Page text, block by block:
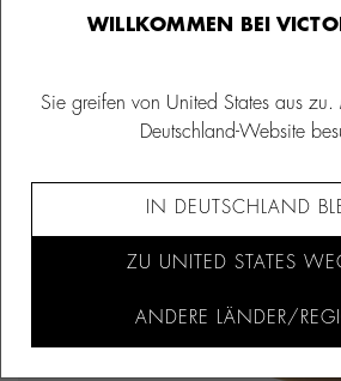
WILLKOMMEN BEI
Sie greifen von United States aus zu.
Deutschland-Website
IN DEUTSCHLAND
ZU UNITED STATES
ANDERE LÄNDER/